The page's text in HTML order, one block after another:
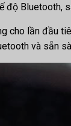
độ Bluetooth,
cho lần đầu
và sẵn